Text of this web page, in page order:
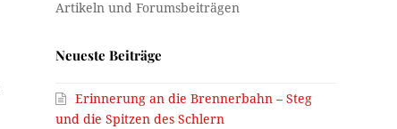
Neueste Beiträge
Erinnerung an die Brennerbahn – Steg
und die Spitzen des Schlern